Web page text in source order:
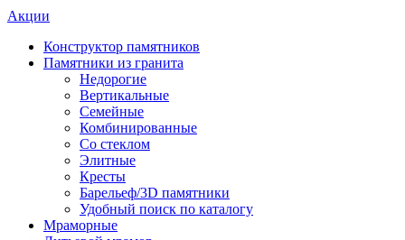
Акции
Конструктор памятников
Памятники из гранита
Недорогие
Вертикальные
Семейные
Комбинированные
Со стеклом
Элитные
Кресты
Барельеф/3D памятники
Удобный поиск по каталогу
Мраморные